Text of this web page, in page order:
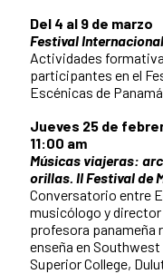
Del 4 al 9 de marzo
Festival
Actividades
participantes en el
Escénicas de Panamá
Jueves 25 de
11:00 am
Músicas viajeras:
orillas. II Festival de
Conversatorio entre
musicólogo y
profesora panameña
enseña en
Superior College,